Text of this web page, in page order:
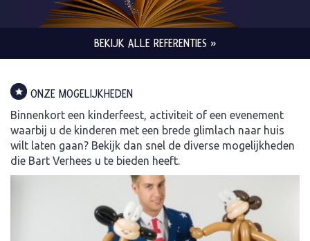
BEKIJK ALLE REFERENTIES »
ONZE MOGELIJKHEDEN
Binnenkort een kinderfeest, activiteit of een evenement
waarbij u de kinderen met een brede glimlach naar huis
wilt laten gaan? Bekijk dan snel de diverse mogelijkheden
die Bart Verhees u te bieden heeft.